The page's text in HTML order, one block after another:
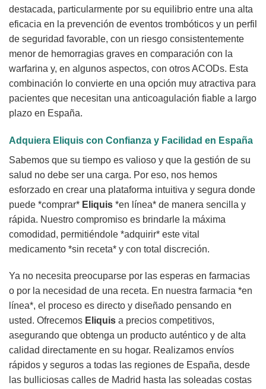
destacada, particularmente por su equilibrio entre una alta
eficacia en la prevención de eventos trombóticos y un perfil
de seguridad favorable, con un riesgo consistentemente
menor de hemorragias graves en comparación con la
warfarina y, en algunos aspectos, con otros ACODs. Esta
combinación lo convierte en una opción muy atractiva para
pacientes que necesitan una anticoagulación fiable a largo
plazo en España.
Adquiera Eliquis con Confianza y Facilidad en España
Sabemos que su tiempo es valioso y que la gestión de su
salud no debe ser una carga. Por eso, nos hemos
esforzado en crear una plataforma intuitiva y segura donde
puede *comprar* Eliquis *en línea* de manera sencilla y
rápida. Nuestro compromiso es brindarle la máxima
comodidad, permitiéndole *adquirir* este vital
medicamento *sin receta* y con total discreción.
Ya no necesita preocuparse por las esperas en farmacias
o por la necesidad de una receta. En nuestra farmacia *en
línea*, el proceso es directo y diseñado pensando en
usted. Ofrecemos Eliquis a precios competitivos,
asegurando que obtenga un producto auténtico y de alta
calidad directamente en su hogar. Realizamos envíos
rápidos y seguros a todas las regiones de España, desde
las bulliciosas calles de Madrid hasta las soleadas costas